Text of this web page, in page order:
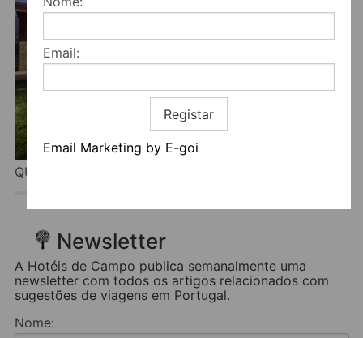
Email:
Registar
Email Marketing by E-goi
QUINTÃS FARM HOUSES
Newsletter
A Hotéis de Campo publica semanalmente uma
newsletter com todos os artigos relacionados com
sugestões de viagens em Portugal.
Nome: